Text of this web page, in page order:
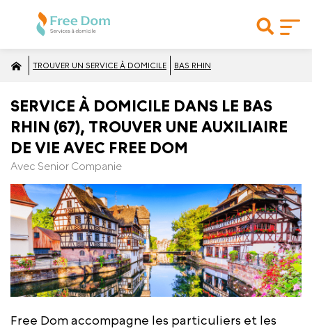
TROUVER UN SERVICE À DOMICILE BAS RHIN
SERVICE À DOMICILE DANS LE BAS
RHIN (67), TROUVER UNE AUXILIAIRE
DE VIE AVEC FREE DOM
Avec Senior Companie
Free Dom accompagne les particuliers et les